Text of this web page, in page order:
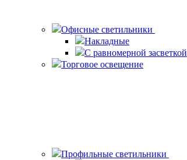
Офисные светильники
Накладные
С равномерной засветкой
Торговое освещение
Профильные светильники